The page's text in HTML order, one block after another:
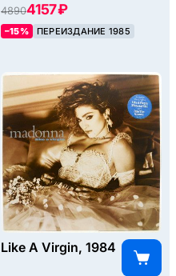
48904157 ₽
–15% ПЕРЕИЗДАНИЕ 1985
Like A Virgin, 1984